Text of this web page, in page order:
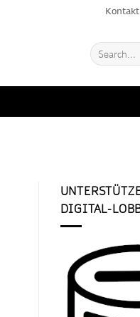
Kontakt
DIGITAL-